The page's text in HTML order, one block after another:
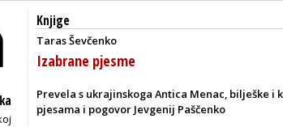
Knjige
Taras Ševčenko
Izabrane pjesme
Prevela s ukrajinskoga Antica Menac, bilješke i
pjesama i pogovor Jevgenij Paščenko